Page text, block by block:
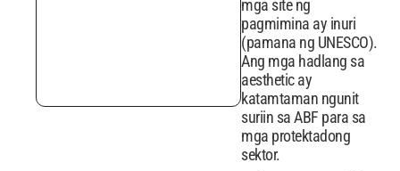
mga site ng
pagmimina ay inuri
(pamana ng UNESCO).
Ang mga hadlang sa
aesthetic ay
katamtaman ngunit
suriin sa ABF para sa
mga protektadong
sektor.